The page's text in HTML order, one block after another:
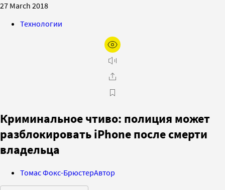
27 March 2018
Технологии
Криминальное чтиво: полиция может
разблокировать iPhone после смерти
владельца
Томас Фокс-БрюстерАвтор